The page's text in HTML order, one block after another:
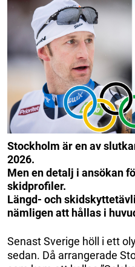
Stockholm är en av
2026.
Men en detalj i ansökan
skidprofiler.
Längd- och
nämligen att hållas i
Senast Sverige höll i ett
sedan. Då arrangerade